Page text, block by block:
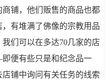
铺，他们贩售的商品也都
有堆满了佛像的宗教用品
们可以在多达70几家的店
便有些只是和纪念品一
铺中询问有关任务的线索